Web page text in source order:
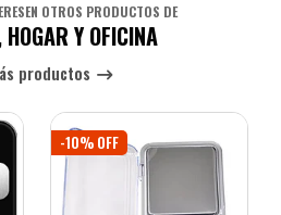
OTROS PRODUCTOS DE
Y OFICINA
productos
-10% OFF